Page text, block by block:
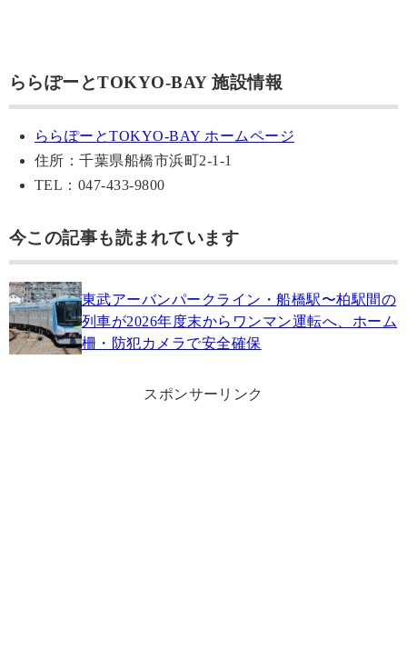
ららぽーとTOKYO-BAY 施設情報
ららぽーとTOKYO-BAY ホームページ
住所：千葉県船橋市浜町2-1-1
TEL：047-433-9800
今この記事も読まれています
東武アーバンパークライン・船橋駅〜柏駅間の
列車が2026年度末からワンマン運転へ、ホーム
柵・防犯カメラで安全確保
スポンサーリンク